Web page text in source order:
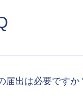
届出は必要ですか